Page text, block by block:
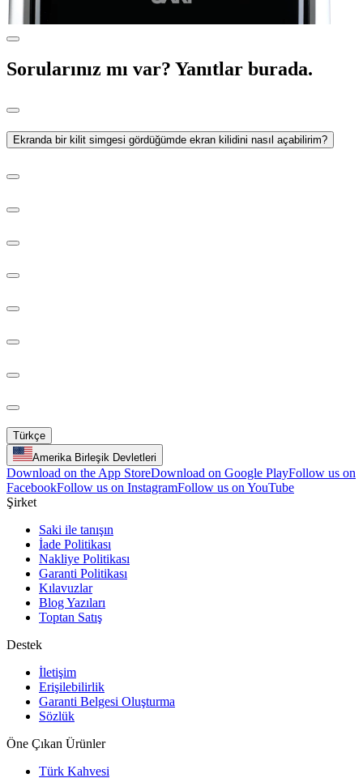
Sorularınız mı var? Yanıtlar burada.
Ekranda bir kilit simgesi gördüğümde ekran kilidini nasıl açabilirim?
Türkçe
Amerika Birleşik Devletleri
Download on the App StoreDownload on Google PlayFollow us on
FacebookFollow us on InstagramFollow us on YouTube
Şirket
Saki ile tanışın
İade Politikası
Nakliye Politikası
Garanti Politikası
Kılavuzlar
Blog Yazıları
Toptan Satış
Destek
İletişim
Erişilebilirlik
Garanti Belgesi Oluşturma
Sözlük
Öne Çıkan Ürünler
Türk Kahvesi